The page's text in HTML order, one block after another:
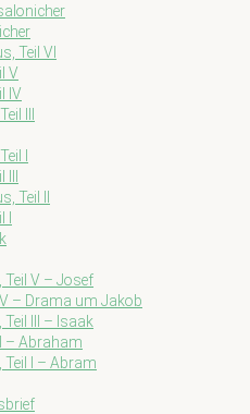
Teil VI
V
IV
III
I
Teil II
Teil V – Josef
– Drama um Jakob
III – Isaak
– Abraham
Teil I – Abram